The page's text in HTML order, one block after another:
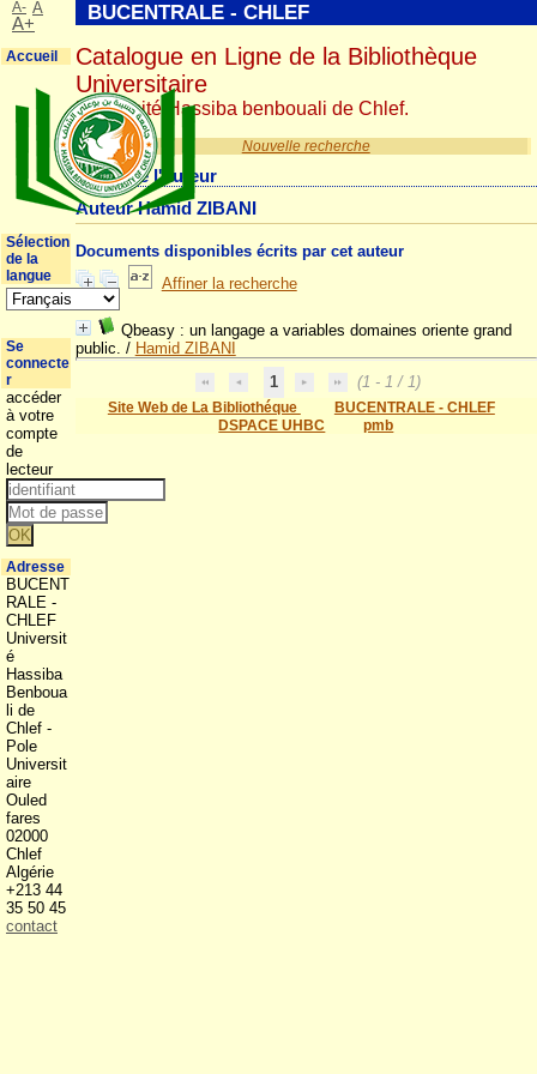
Nouvelle recherche
Détail de l'auteur
Auteur Hamid ZIBANI
Documents disponibles écrits par cet auteur
Affiner la recherche
Qbeasy : un langage a variables domaines oriente grand
public. / Hamid ZIBANI
1
(1 - 1 / 1)
Site Web de La Bibliothéque
BUCENTRALE - CHLEF
DSPACE UHBC
pmb
BUCENTRALE - CHLEF
Catalogue en Ligne de la Bibliothèque
Universitaire
Université Hassiba benbouali de Chlef.
A- A
A+
Accueil
Sélection
de la
langue
Se
connecte
r
accéder
à votre
compte
de
lecteur
Adresse
BUCENT
RALE -
CHLEF
Universit
é
Hassiba
Benboua
li de
Chlef -
Pole
Universit
aire
Ouled
fares
02000
Chlef
Algérie
+213 44
35 50 45
contact